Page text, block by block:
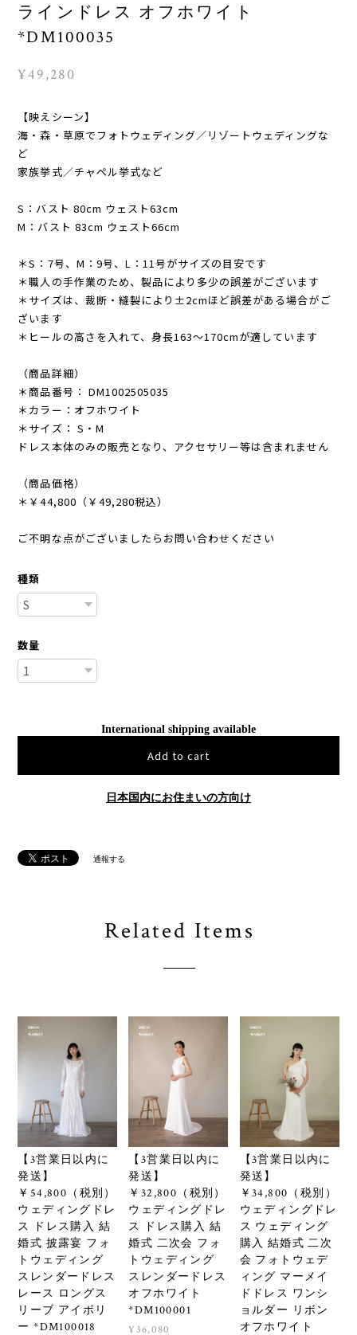
ラインドレス オフホワイト
*DM100035
¥49,280
【映えシーン】
海・森・草原でフォトウェディング／リゾートウェディングな
ど
家族挙式／チャペル挙式など
S：バスト 80cm ウェスト63cm
M：バスト 83cm ウェスト66cm
＊S：7号、M：9号、L：11号がサイズの目安です
＊職人の手作業のため、製品により多少の誤差がございます
＊サイズは、裁断・縫製により±2cmほど誤差がある場合がご
ざいます
＊ヒールの高さを入れて、身長163〜170cmが適しています
（商品詳細）
＊商品番号： DM1002505035
＊カラー：オフホワイト
＊サイズ： S・M
ドレス本体のみの販売となり、アクセサリー等は含まれません
（商品価格）
＊￥44,800（￥49,280税込）
ご不明な点がございましたらお問い合わせください
種類
数量
International shipping available
Add to cart
日本国内にお住まいの方向け
通報する
Related Items
【3営業日以内に
発送】
￥54,800（税別）
ウェディングドレ
ス ドレス購入 結
婚式 披露宴 フォ
トウェディング
スレンダードレス
レース ロングス
リーブ アイボリ
ー *DM100018
【3営業日以内に
発送】
￥32,800（税別）
ウェディングドレ
ス ドレス購入 結
婚式 二次会 フォ
トウェディング
スレンダードレス
オフホワイト
*DM100001
¥36,080
【3営業日以内に
発送】
￥34,800（税別）
ウェディングドレ
ス ウェディング
購入 結婚式 二次
会 フォトウェデ
ィング マーメイ
ドドレス ワンシ
ョルダー リボン
オフホワイト